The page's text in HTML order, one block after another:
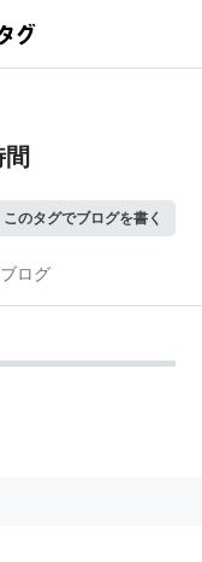
このタグでブログを書く
ログ